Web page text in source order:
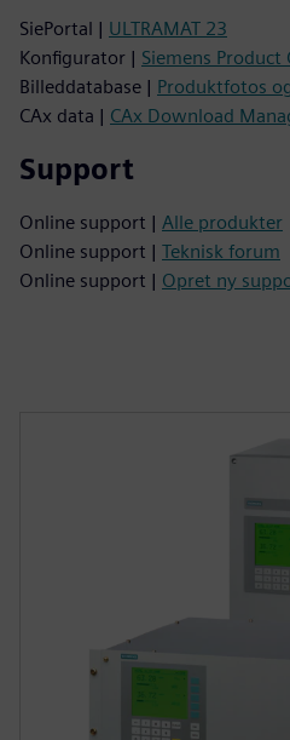
SiePortal | ULTRAMAT 23
Konfigurator | Siemens
Billeddatabase | Produktfotos
CAx data | CAx Download
Support
Online support | Alle produkter
Online support | Teknisk forum
Online support | Opret ny